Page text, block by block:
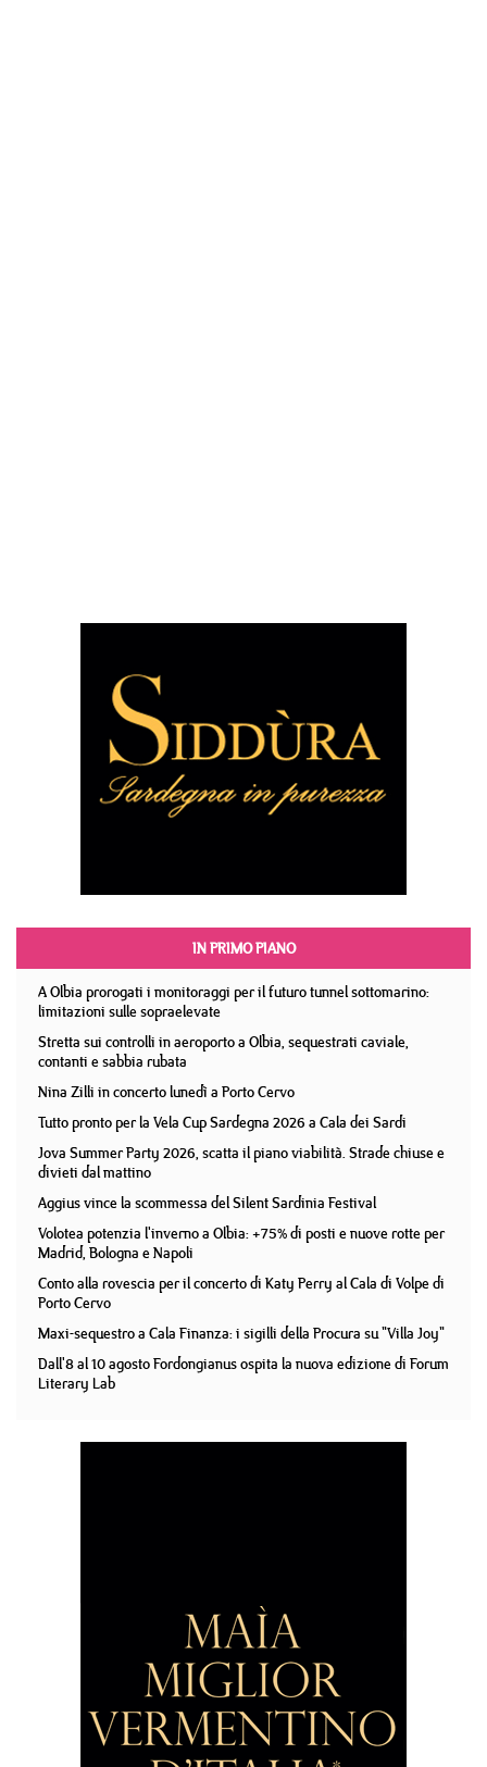
IN PRIMO PIANO
A Olbia prorogati i monitoraggi per il futuro tunnel sottomarino:
limitazioni sulle sopraelevate
Stretta sui controlli in aeroporto a Olbia, sequestrati caviale,
contanti e sabbia rubata
Nina Zilli in concerto lunedì a Porto Cervo
Tutto pronto per la Vela Cup Sardegna 2026 a Cala dei Sardi
Jova Summer Party 2026, scatta il piano viabilità. Strade chiuse e
divieti dal mattino
Aggius vince la scommessa del Silent Sardinia Festival
Volotea potenzia l'inverno a Olbia: +75% di posti e nuove rotte per
Madrid, Bologna e Napoli
Conto alla rovescia per il concerto di Katy Perry al Cala di Volpe di
Porto Cervo
Maxi-sequestro a Cala Finanza: i sigilli della Procura su "Villa Joy"
Dall'8 al 10 agosto Fordongianus ospita la nuova edizione di Forum
Literary Lab